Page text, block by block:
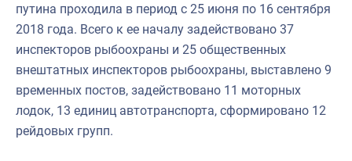
путина проходила в период с 25 июня по 16 сентября
2018 года. Всего к ее началу задействовано 37
инспекторов рыбоохраны и 25 общественных
внештатных инспекторов рыбоохраны, выставлено 9
временных постов, задействовано 11 моторных
лодок, 13 единиц автотранспорта, сформировано 12
рейдовых групп.